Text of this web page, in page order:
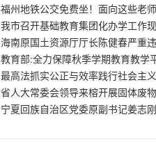
福州地铁公交免费坐！面向这些老师
我市召开基础教育集团化办学工作
海南原国土资源厅厅长陈健春严重
教育部:全力保障秋季学期教育教学
最高法抓实公正与效率践行社会主
省人大常委会领导来榕开展固体废
宁夏回族自治区党委原副书记姜志